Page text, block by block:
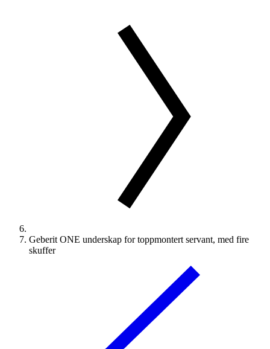
Geberit ONE underskap for toppmontert servant, med fire
skuffer